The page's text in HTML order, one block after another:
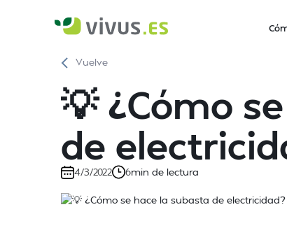
Vuelve
💡 ¿Cómo
de
4/3/2022 6min de lectura